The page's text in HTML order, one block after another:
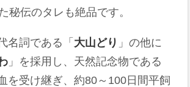
秘伝のタレも絶品です。
名詞である「 大山どり 」の他に
」を採用し、天然記念物である
を受け継ぎ、約80～100日間平飼